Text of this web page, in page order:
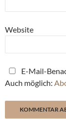
Website
E-Mail-
Auch möglich: